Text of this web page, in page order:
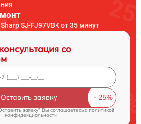
SJ-FJ97VBK от 35 минут
со
Оставить заявку
заявку" Вы соглашаетесь cполитикой
конфиденциальности